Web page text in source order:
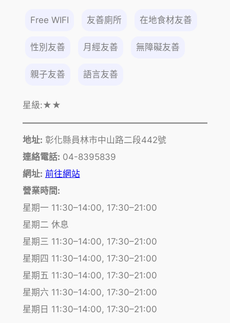
Free WIFI 友善廁所 在地食材友善
性別友善 月經友善 無障礙友善
親子友善 語言友善
星級:★★
地址: 彰化縣員林市中山路二段442號
連絡電話: 04-8395839
網址: 前往網站
營業時間:
星期一 11:30–14:00, 17:30–21:00
星期二 休息
星期三 11:30–14:00, 17:30–21:00
星期四 11:30–14:00, 17:30–21:00
星期五 11:30–14:00, 17:30–21:00
星期六 11:30–14:00, 17:30–21:00
星期日 11:30–14:00, 17:30–21:00